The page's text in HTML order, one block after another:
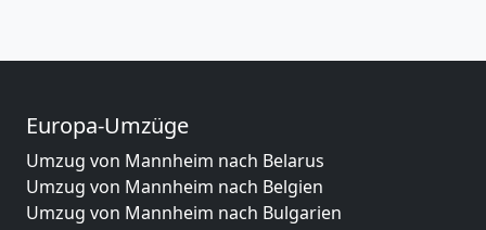
Europa-Umzüge
Umzug von Mannheim nach Belarus
Umzug von Mannheim nach Belgien
Umzug von Mannheim nach Bulgarien